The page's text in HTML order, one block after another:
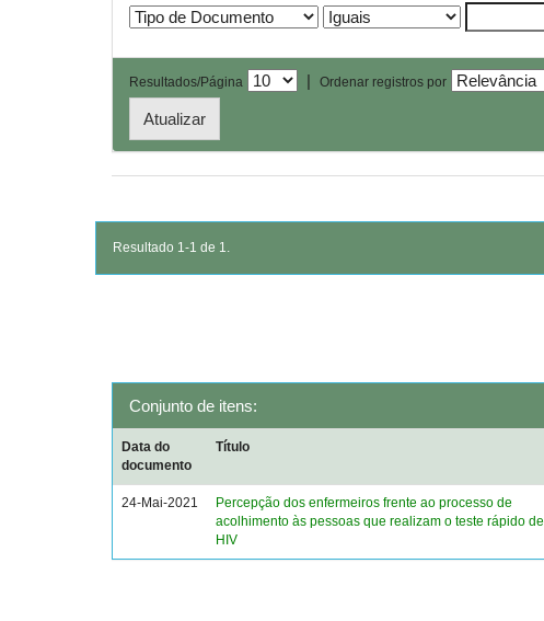
Resultados/Página | Ordenar registros por
Resultado 1-1 de 1.
Conjunto de itens:
Data do
documento
Título
24-Mai-2021
Percepção dos enfermeiros frente ao processo de
acolhimento às pessoas que realizam o teste rápido de
HIV